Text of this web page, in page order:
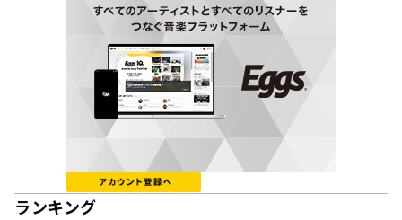
ランキング